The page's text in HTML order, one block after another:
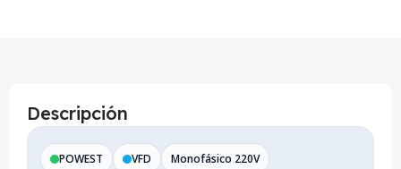
Descripción
POWEST VFD Monofásico 220V